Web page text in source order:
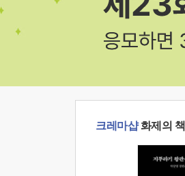
크레마샵화제의 책